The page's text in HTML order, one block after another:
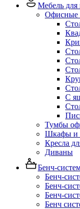
Мебель для
Офисные
С
Тумбы
Шкафы и
Кресла
Диваны
Бенч-
Бенч-
Бенч-
Бенч-
Бенч